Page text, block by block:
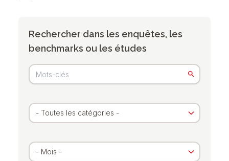
Rechercher dans les enquêtes, les
benchmarks ou les études